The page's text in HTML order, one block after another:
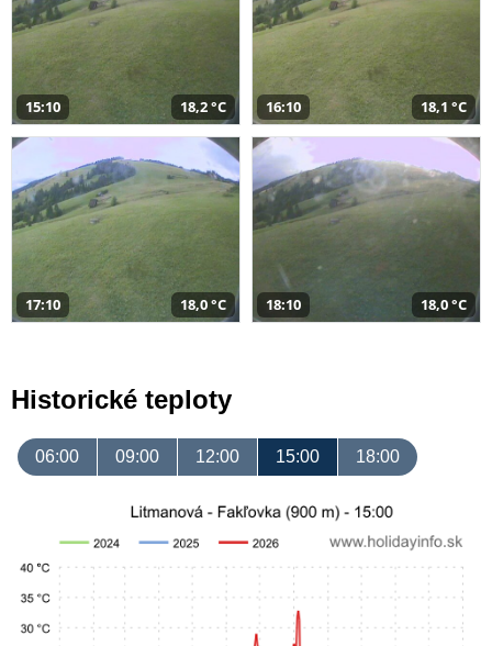
15:10 18,2 °C 16:10 18,1 °C
17:10 18,0 °C 18:10 18,0 °C
Historické teploty
06:00 09:00 12:00 15:00 18:00